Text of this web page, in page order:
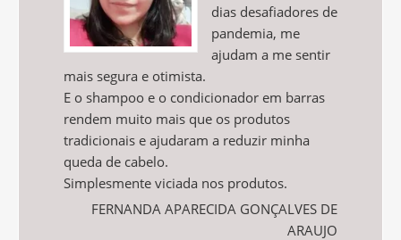
dias desafiadores de
pandemia, me
ajudam a me sentir
mais segura e otimista.
E o shampoo e o condicionador em barras
rendem muito mais que os produtos
tradicionais e ajudaram a reduzir minha
queda de cabelo.
Simplesmente viciada nos produtos.
FERNANDA APARECIDA GONÇALVES DE
ARAUJO